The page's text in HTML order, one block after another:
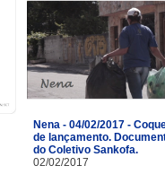
Nena - 04/02/2017 -
de lançamento.
do Coletivo Sankofa.
02/02/2017